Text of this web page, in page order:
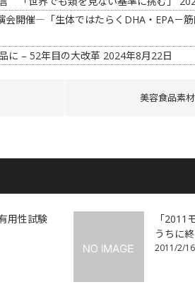
開催―「生体ではたらくDHA・EPA－筋
に – 52年目の大改革 2024年8月22日
美容食品素
用性試験
「2011
うちに
2011/2/16